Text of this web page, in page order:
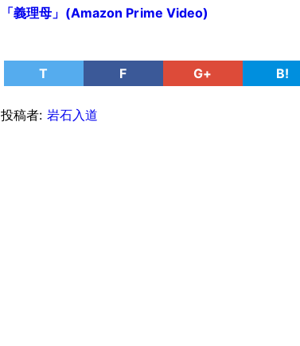
「義理母」(Amazon Prime Video)
T F G+ B!
投稿者: 岩石入道